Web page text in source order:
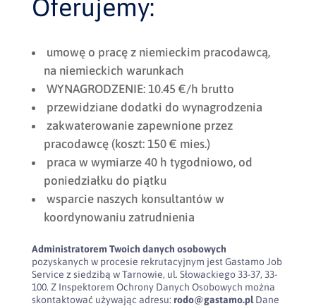
Oferujemy:
umowę o pracę z niemieckim pracodawcą,
na niemieckich warunkach
WYNAGRODZENIE: 10.45 €/h brutto
przewidziane dodatki do wynagrodzenia
zakwaterowanie zapewnione przez
pracodawcę (koszt: 150 € mies.)
praca w wymiarze 40 h tygodniowo, od
poniedziałku do piątku
wsparcie naszych konsultantów w
koordynowaniu zatrudnienia
Administratorem Twoich danych osobowych
pozyskanych w procesie rekrutacyjnym jest Gastamo Job
Service z siedzibą w Tarnowie, ul. Słowackiego 33-37, 33-
100. Z Inspektorem Ochrony Danych Osobowych można
skontaktować używając adresu: rodo@gastamo.plDane